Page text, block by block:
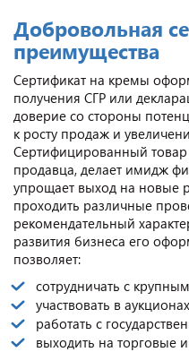
Добровольная
преимущества
Сертификат на кремы
получения СГР или
доверие со стороны
к росту продаж и
Сертифицированный
продавца, делает имидж
упрощает выход на новые
проходить различные
рекомендательный
развития бизнеса его
позволяет:
сотрудничать с
участвовать в
работать с
выходить на торговые